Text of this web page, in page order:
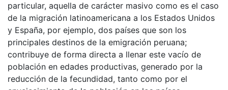
particular, aquella de carácter masivo como es el caso
de la migración latinoamericana a los Estados Unidos
y España, por ejemplo, dos países que son los
principales destinos de la emigración peruana;
contribuye de forma directa a llenar este vacío de
población en edades productivas, generado por la
reducción de la fecundidad, tanto como por el